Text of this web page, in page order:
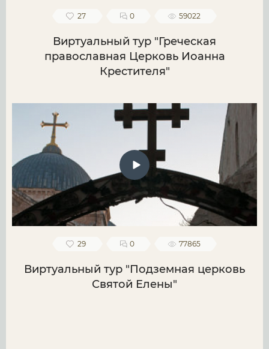
27 0 59022
Виртуальный тур "Греческая
православная Церковь Иоанна
Крестителя"
29 0 77865
Виртуальный тур "Подземная церковь
Святой Елены"